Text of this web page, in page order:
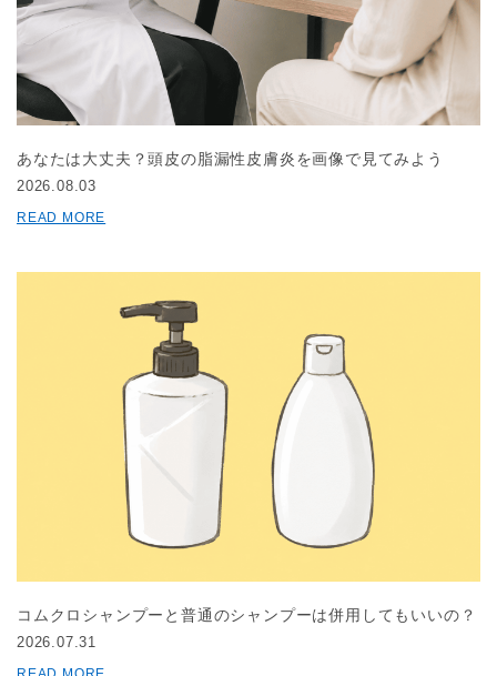
あなたは大丈夫？頭皮の脂漏性皮膚炎を画像で見てみよう
2026.08.03
READ MORE
コムクロシャンプーと普通のシャンプーは併用してもいいの？
2026.07.31